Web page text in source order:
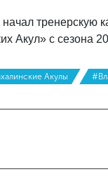
тренерскую
Акул» с сезона
Акулы